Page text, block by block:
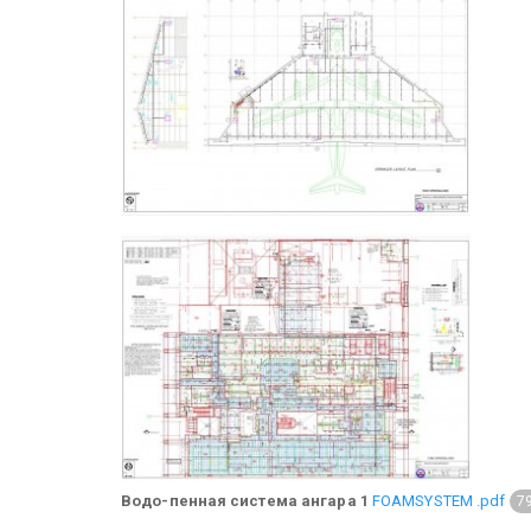
Водо-пенная система ангара 1 FOAMSYSTEM .pdf